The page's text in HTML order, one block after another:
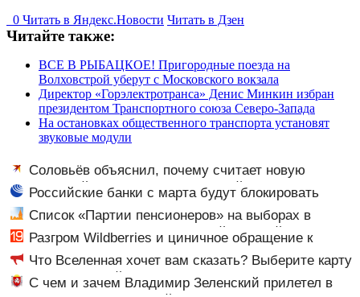
0 Читать в Яндекс.Новости Читать в Дзен
Читайте также:
ВСЕ В РЫБАЦКОЕ! Пригородные поезда на
Волховстрой уберут с Московского вокзала
Директор «Горэлектротранса» Денис Минкин избран
президентом Транспортного союза Северо-Запада
На остановках общественного транспорта установят
звуковые модули
Соловьёв объяснил, почему считает новую
крупную войну в Европе неизбежной
Российские банки с марта будут блокировать
переводы по новому признаку
Список «Партии пенсионеров» на выборах в
Заксобрание возглавил 48-летний Алексей
Осмоловский
Разгром Wildberries и циничное обращение к
русским
Что Вселенная хочет вам сказать? Выберите карту
Таро - и прочитайте послание - AmurMedia.ru
С чем и зачем Владимир Зеленский прилетел в